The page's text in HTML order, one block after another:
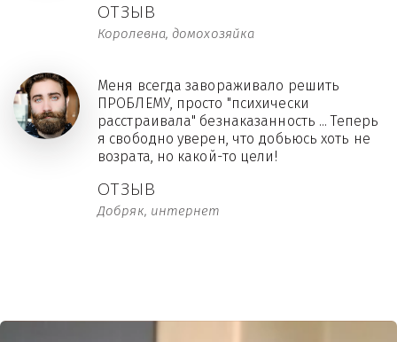
ОТЗЫВ
Королевна, домохозяйка
ОТЗЫВ
Добряк, интернет
Меня всегда завораживало решить
ПРОБЛЕМУ, просто "психически
расстраивала" безнаказанность ... Теперь
я свободно уверен, что добьюсь хоть не
возрата, но какой-то цели!